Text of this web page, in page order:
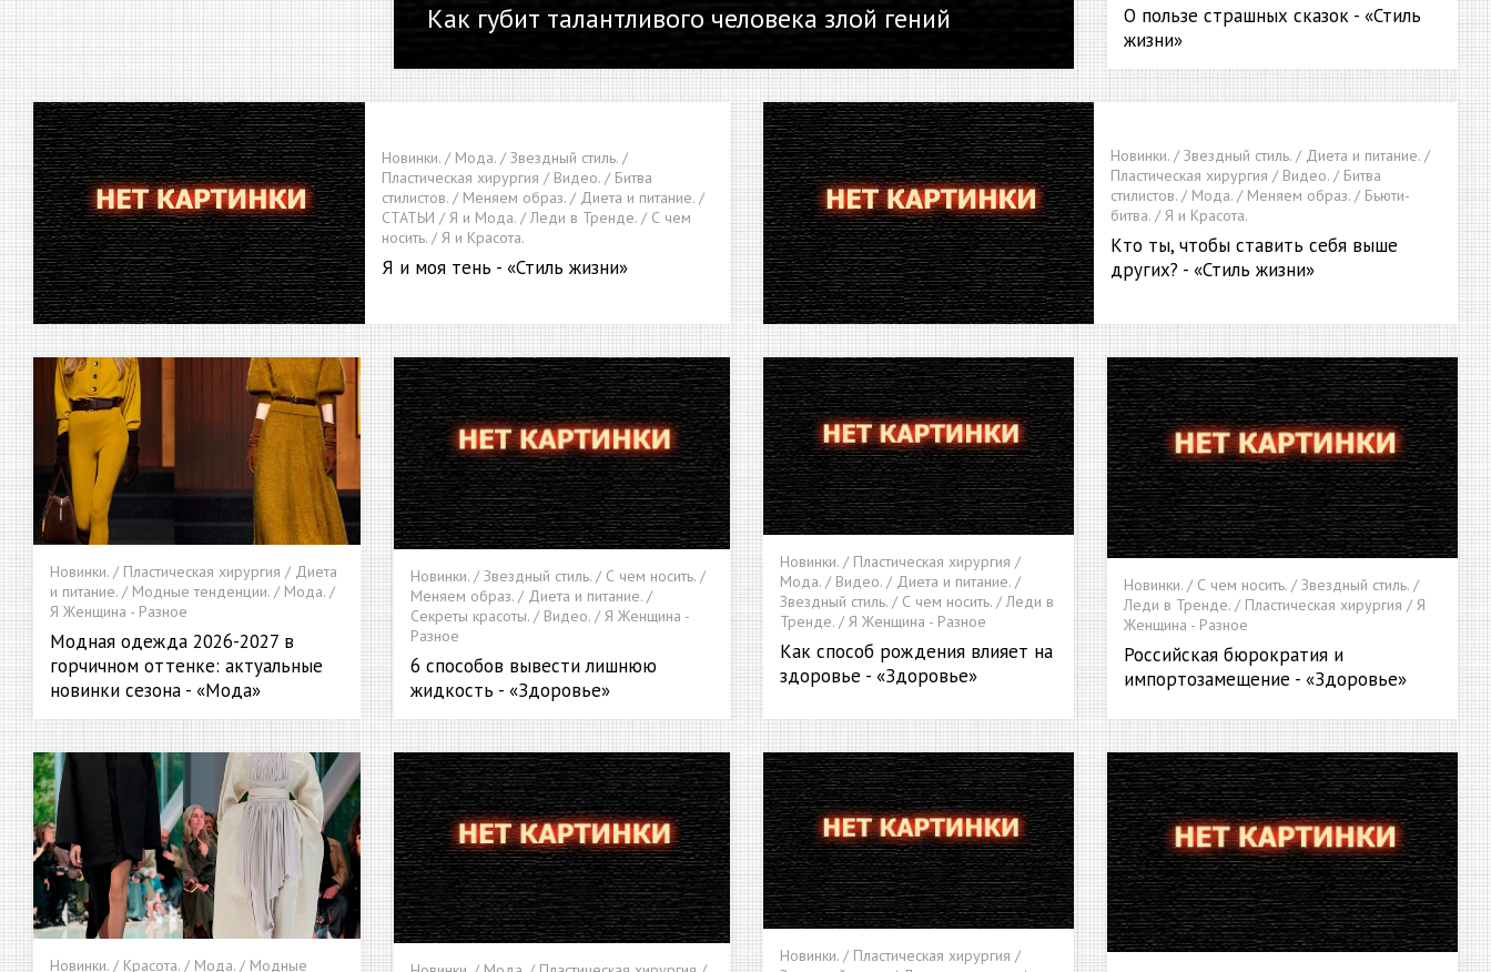
Как губит талантливого человека злой гений
О пользе страшных сказок - «Стиль
жизни»
Новинки. / Мода. / Звездный стиль. /
Пластическая хирургия / Видео. / Битва
стилистов. / Меняем образ. / Диета и питание. /
СТАТЬИ / Я и Мода. / Леди в Тренде. / С чем
носить. / Я и Красота.
Я и моя тень - «Стиль жизни»
Новинки. / Звездный стиль. / Диета и питание. /
Пластическая хирургия / Видео. / Битва
стилистов. / Мода. / Меняем образ. / Бьюти-
битва. / Я и Красота.
Кто ты, чтобы ставить себя выше
других? - «Стиль жизни»
Новинки. / Пластическая хирургия / Диета
и питание. / Модные тенденции. / Мода. /
Я Женщина - Разное
Модная одежда 2026-2027 в
горчичном оттенке: актуальные
новинки сезона - «Мода»
Новинки. / Звездный стиль. / С чем носить. /
Меняем образ. / Диета и питание. /
Секреты красоты. / Видео. / Я Женщина -
Разное
6 способов вывести лишнюю
жидкость - «Здоровье»
Новинки. / Пластическая хирургия /
Мода. / Видео. / Диета и питание. /
Звездный стиль. / С чем носить. / Леди в
Тренде. / Я Женщина - Разное
Как способ рождения влияет на
здоровье - «Здоровье»
Новинки. / С чем носить. / Звездный стиль. /
Леди в Тренде. / Пластическая хирургия / Я
Женщина - Разное
Российская бюрократия и
импортозамещение - «Здоровье»
Новинки. / Красота. / Мода. / Модные
Новинки. / Пластическая хирургия /